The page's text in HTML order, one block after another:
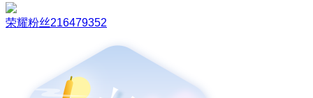
荣耀粉丝216479352